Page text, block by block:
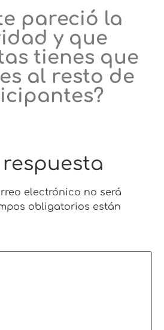
pareció la
y que
tienes que
al resto de
electrónico no será
obligatorios están